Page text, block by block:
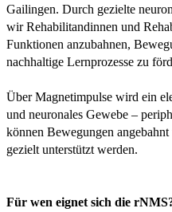
Gailingen. Durch gezielte
wir Rehabilitandinnen und
Funktionen anzubahnen,
nachhaltige Lernprozesse zu
Über Magnetimpulse wird ein
und neuronales Gewebe –
können Bewegungen
gezielt unterstützt werden.
Für wen eignet sich die